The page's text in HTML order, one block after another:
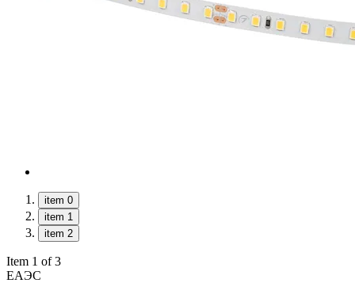
item 0
item 1
item 2
Item 1 of 3
ЕАЭС